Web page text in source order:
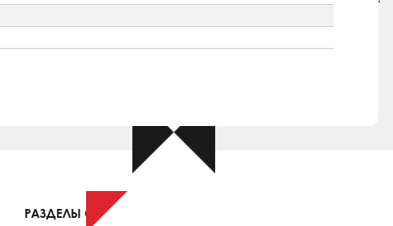
РАЗДЕЛЫ САЙТА